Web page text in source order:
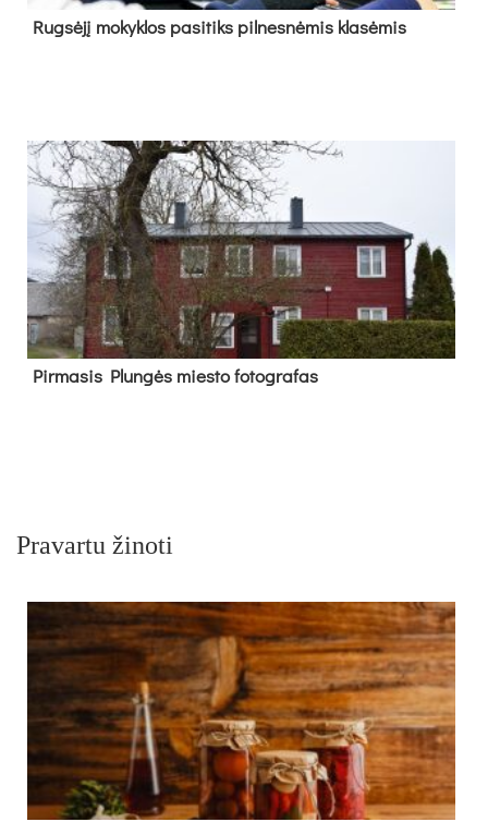
Rug­sė­jį mo­kyk­los pa­si­tiks pil­nes­nė­mis kla­sė­mis
Pir­ma­sis Plun­gės mies­to fo­tog­ra­fas
Pravartu žinoti